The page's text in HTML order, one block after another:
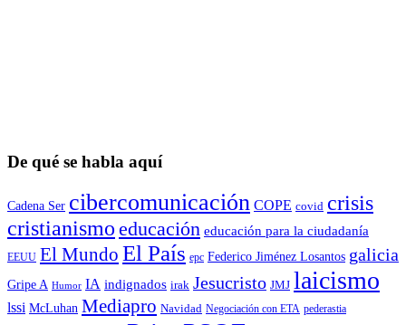
De qué se habla aquí
Cadena Ser cibercomunicación COPE covid crisis
cristianismo educación educación para la ciudadaní­a
EEUU El Mundo El País epc Federico Jiménez Losantos galicia
Gripe A Humor IA indignados irak Jesucristo JMJ laicismo
lssi McLuhan Mediapro Navidad Negociación con ETA pederastia